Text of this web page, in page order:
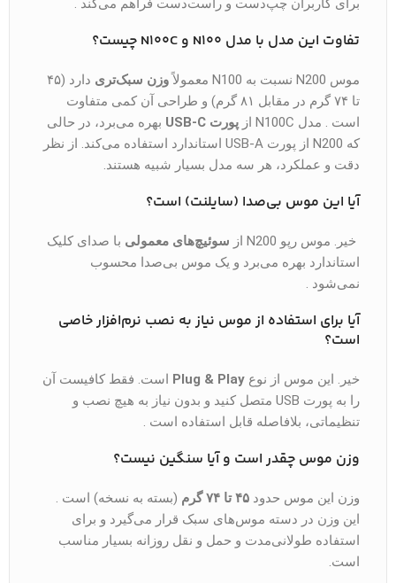
برای کاربران چپ‌دست و راست‌دست فراهم می‌کند .
تفاوت این مدل با مدل N100 و N100C چیست؟
موس N200 نسبت به N100 معمولاً وزن سبک‌تری
دارد (۴۵
تا ۷۴ گرم در مقابل ۸۱ گرم) و طراحی آن کمی متفاوت
است . مدل N100C از
پورت USB-C
بهره می‌برد، در حالی
که N200 از پورت USB-A استاندارد استفاده می‌کند. از نظر
دقت و عملکرد، هر سه مدل بسیار شبیه هستند.
آیا این موس بی‌صدا (سایلنت) است؟
خیر. موس رپو N200 از سوئیچ‌های معمولی با صدای کلیک
استاندارد بهره می‌برد و یک موس بی‌صدا محسوب
نمی‌شود .
آیا برای استفاده از موس نیاز به نصب نرم‌افزار خاصی
است؟
خیر. این موس از نوع Plug & Play است. فقط کافیست آن
را به پورت USB متصل کنید و بدون نیاز به هیچ نصب و
تنظیماتی، بلافاصله قابل استفاده است .
وزن موس چقدر است و آیا سنگین نیست؟
وزن این موس حدود ۴۵ تا ۷۴ گرم
(بسته به نسخه) است .
این وزن در دسته موس‌های سبک قرار می‌گیرد و برای
استفاده طولانی‌مدت و حمل و نقل روزانه بسیار مناسب
است.